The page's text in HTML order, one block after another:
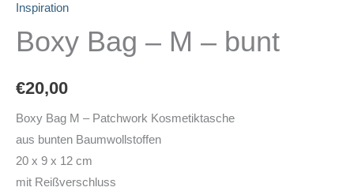
Inspiration
Boxy Bag – M – bunt
€20,00
Boxy Bag M – Patchwork Kosmetiktasche
aus bunten Baumwollstoffen
20 x 9 x 12 cm
mit Reißverschluss